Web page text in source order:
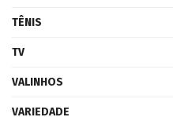
TÊNIS
TV
VALINHOS
VARIEDADE